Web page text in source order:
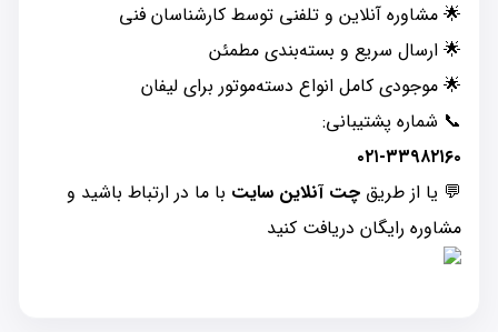
🌟 مشاوره آنلاین و تلفنی توسط کارشناسان فنی
🌟 ارسال سریع و بسته‌بندی مطمئن
🌟 موجودی کامل انواع دسته‌موتور برای لیفان
📞 شماره پشتیبانی:
۰۲۱-۳۳۹۸۲۱۶۰
💬 یا از طریق چت آنلاین سایت با ما در ارتباط باشید و
مشاوره رایگان دریافت کنید